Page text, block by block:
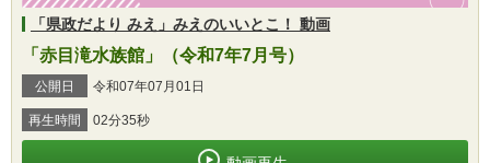
「県政だより みえ」みえのいいとこ！ 動画
「赤目滝水族館」（令和7年7月号）
公開日 令和07年07月01日
再生時間 02分35秒